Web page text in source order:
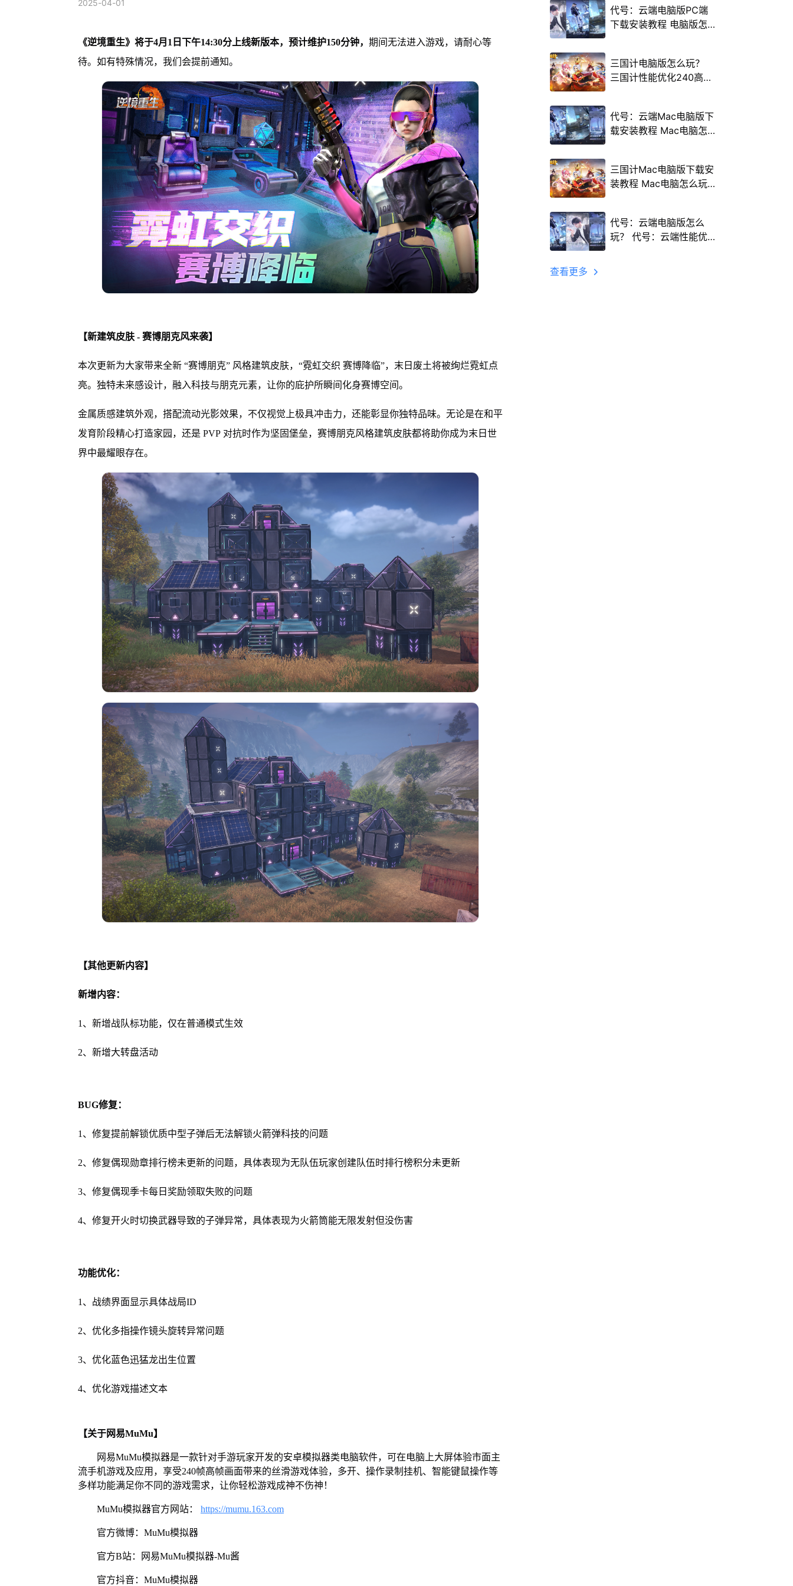
2025-04-01
《逆境重生》将于4月1日下午14:30分上线新版本，预计维护150分钟， 期间无法进入游戏，请耐心等
待。如有特殊情况，我们会提前通知。
【新建筑皮肤 - 赛博朋克风来袭】
本次更新为大家带来全新 “赛博朋克” 风格建筑皮肤，“霓虹交织 赛博降临”，末日废土将被绚烂霓虹点
亮。独特未来感设计，融入科技与朋克元素，让你的庇护所瞬间化身赛博空间。
金属质感建筑外观，搭配流动光影效果，不仅视觉上极具冲击力，还能彰显你独特品味。无论是在和平
发育阶段精心打造家园，还是 PVP 对抗时作为坚固堡垒，赛博朋克风格建筑皮肤都将助你成为末日世
界中最耀眼存在。
【其他更新内容】
新增内容：
1、新增战队标功能，仅在普通模式生效
2、新增大转盘活动
BUG修复：
1、修复提前解锁优质中型子弹后无法解锁火箭弹科技的问题
2、修复偶现勋章排行榜未更新的问题，具体表现为无队伍玩家创建队伍时排行榜积分未更新
3、修复偶现季卡每日奖励领取失败的问题
4、修复开火时切换武器导致的子弹异常，具体表现为火箭筒能无限发射但没伤害
功能优化：
1、战绩界面显示具体战局ID
2、优化多指操作镜头旋转异常问题
3、优化蓝色迅猛龙出生位置
4、优化游戏描述文本
【关于网易MuMu】
网易MuMu模拟器是一款针对手游玩家开发的安卓模拟器类电脑软件，可在电脑上大屏体验市面主
流手机游戏及应用，享受240帧高帧画面带来的丝滑游戏体验，多开、操作录制挂机、智能键鼠操作等
多样功能满足你不同的游戏需求，让你轻松游戏成神不伤神！
MuMu模拟器官方网站： https://mumu.163.com
官方微博：MuMu模拟器
官方B站：网易MuMu模拟器-Mu酱
官方抖音：MuMu模拟器
代号：云端电脑版PC端
下载安装教程 电脑版怎
三国计电脑版怎么玩？
三国计性能优化240高帧
代号：云端Mac电脑版下
载安装教程 Mac电脑怎
三国计Mac电脑版下载安
装教程 Mac电脑怎么玩
代号：云端电脑版怎么
玩？ 代号：云端性能优
查看更多